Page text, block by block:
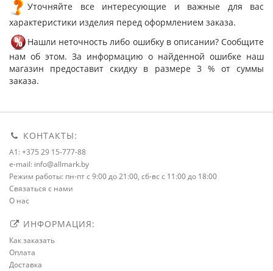
Уточняйте все интересующие и важные для вас
характеристики изделия перед оформлением заказа.
Нашли неточность либо ошибку в описании? Сообщите
нам об этом. За информацию о найденной ошибке наш
магазин предоставит скидку в размере 3 % от суммы
заказа.
КОНТАКТЫ:
A1: +375 29 15-777-88
e-mail: info@allmark.by
Режим работы: пн-пт с 9:00 до 21:00, сб-вс с 11:00 до 18:00
Связаться с нами
О нас
ИНФОРМАЦИЯ:
Как заказать
Оплата
Доставка